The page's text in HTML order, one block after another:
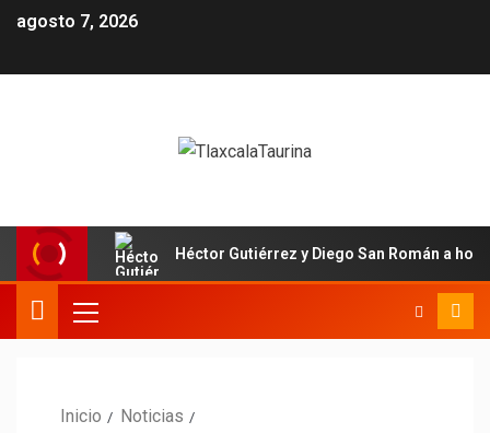
agosto 7, 2026
Héctor Gutiérrez y Diego San Román a
Inicio
Noticias